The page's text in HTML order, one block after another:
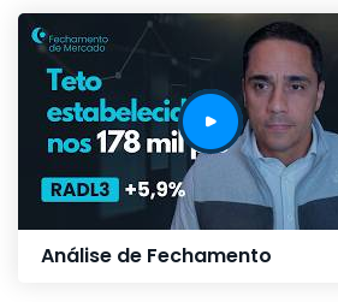
Análise de Fechamento